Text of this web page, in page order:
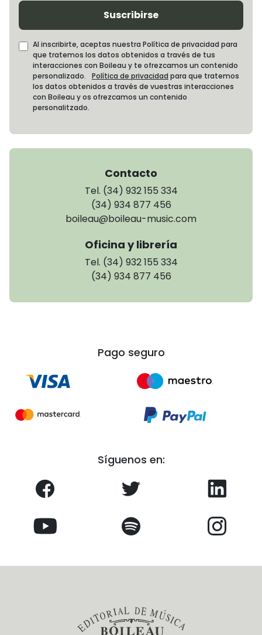
Suscribirse
Al inscribirte, aceptas nuestra Política de privacidad para
que tratemos los datos obtenidos a través de tus
interacciones con Boileau y te ofrezcamos un contenido
personalizado. Política de privacidad para que tratemos
los datos obtenidos a través de vuestras interacciones
con Boileau y os ofrezcamos un contenido
personalitzado.
Contacto
Tel. (34) 932 155 334
(34) 934 877 456
boileau@boileau-music.com
Oficina y librería
Tel. (34) 932 155 334
(34) 934 877 456
Pago seguro
Síguenos en: